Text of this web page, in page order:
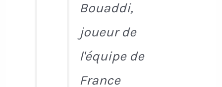
Bouaddi,
joueur de
l'équipe de
France